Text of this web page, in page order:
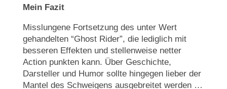
Mein Fazit
Misslungene Fortsetzung des unter Wert
gehandelten “Ghost Rider”, die lediglich mit
besseren Effekten und stellenweise netter
Action punkten kann. Über Geschichte,
Darsteller und Humor sollte hingegen lieber der
Mantel des Schweigens ausgebreitet werden …